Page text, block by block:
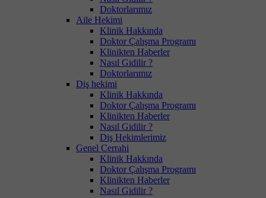
Doktorlarımız
Aile Hekimi
Klinik Hakkında
Doktor Çalışma Programı
Klinikten Haberler
Nasıl Gidilir ?
Doktorlarımız
Diş hekimi
Klinik Hakkında
Doktor Çalışma Programı
Klinikten Haberler
Nasıl Gidilir ?
Diş Hekimlerimiz
Genel Cerrahi
Klinik Hakkında
Doktor Çalışma Programı
Klinikten Haberler
Nasıl Gidilir ?